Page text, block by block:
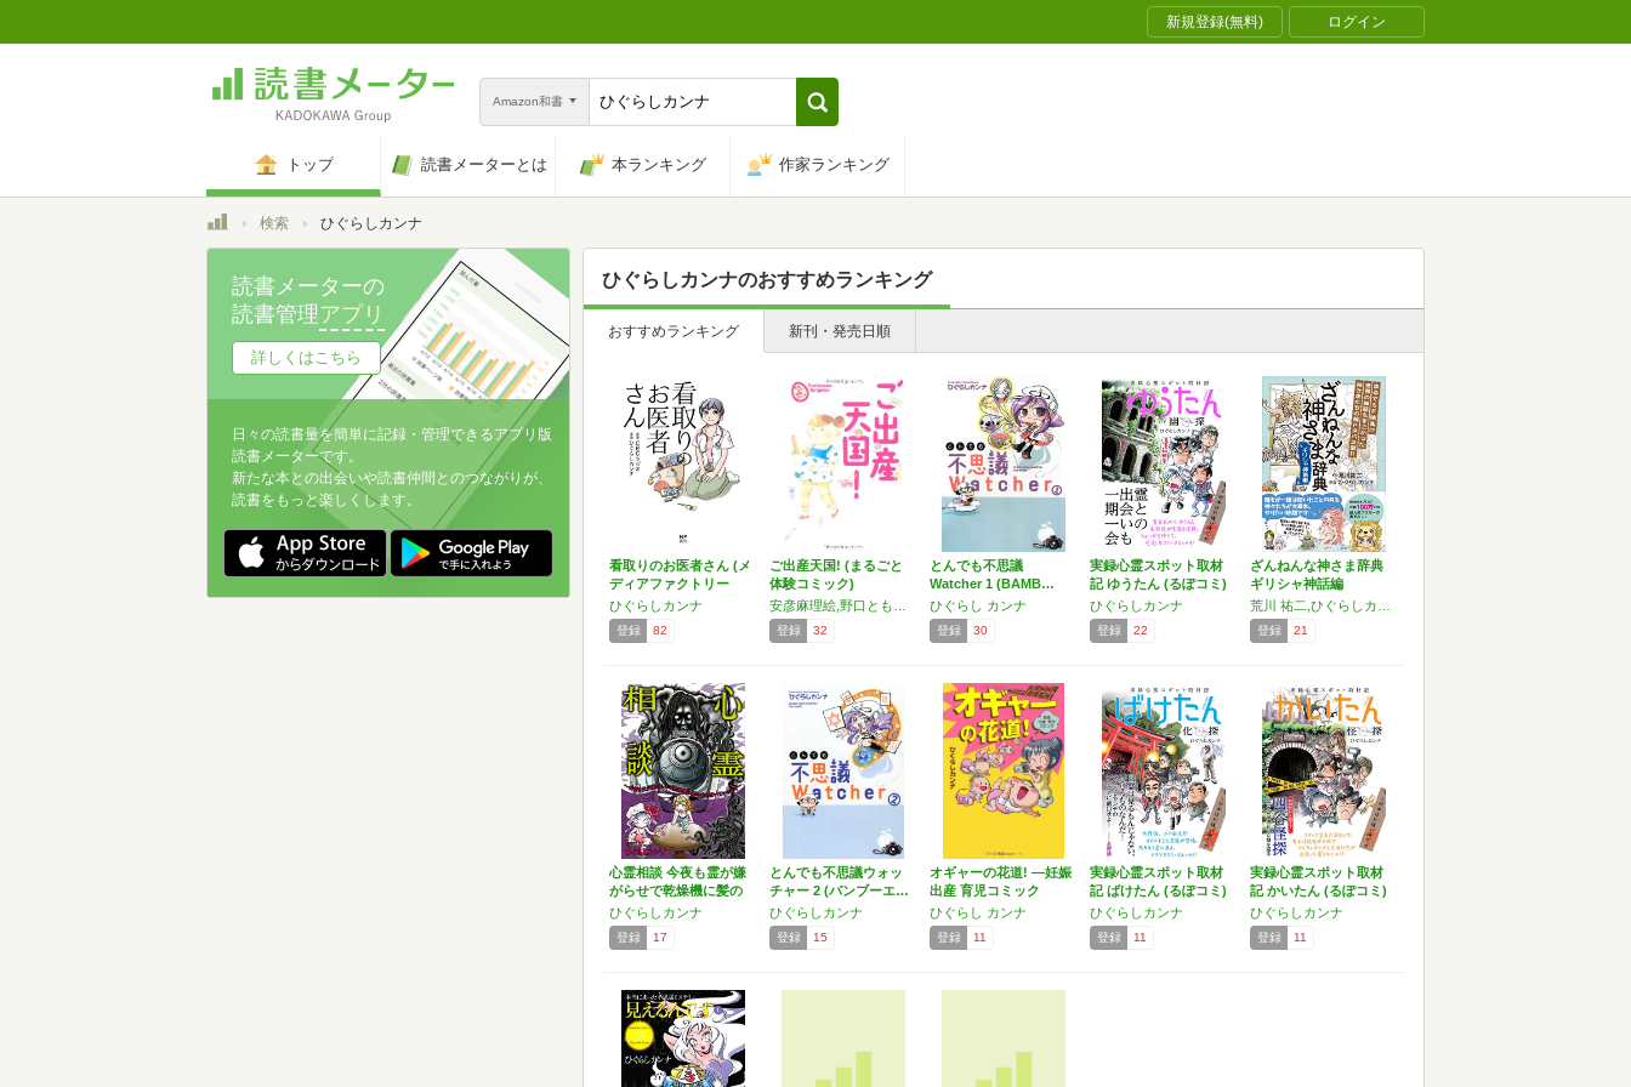
新規登録(無料) ログイン
Amazon和書
トップ 読書メーターとは 本ランキング 作家ランキング
トップ検索 ひぐらしカンナ
ひぐらしカンナのおすすめランキング
おすすめランキング 新刊・発売日順
看取りのお医者さん (メ
ディアファクトリー
の…
ひぐらしカンナ
登録 82
ご出産天国! (まるごと
体験コミック)
登録 32
とんでも不思議
Watcher 1 (BAMB…
ひぐらし カンナ
登録 30
実録心霊スポット取材
記 ゆうたん (るぽコミ)
ひぐらしカンナ
登録 22
ざんねんな神さま辞典
ギリシャ神話編
登録 21
心霊相談 今夜も霊が嫌
がらせで乾燥機に髪の
毛…
ひぐらしカンナ
登録 17
とんでも不思議ウォッ
チャー 2 (バンブーエ…
ひぐらしカンナ
登録 15
オギャーの花道! ―妊娠
出産 育児コミック
ひぐらし カンナ
登録 11
実録心霊スポット取材
記 ばけたん (るぽコミ)
ひぐらしカンナ
登録 11
実録心霊スポット取材
記 かいたん (るぽコミ)
ひぐらしカンナ
登録 11
読書メーターの
読書管理アプリ
詳しくはこちら
日々の読書量を簡単に記録・管理できるアプリ版
読書メーターです。
新たな本との出会いや読書仲間とのつながりが、
読書をもっと楽しくします。